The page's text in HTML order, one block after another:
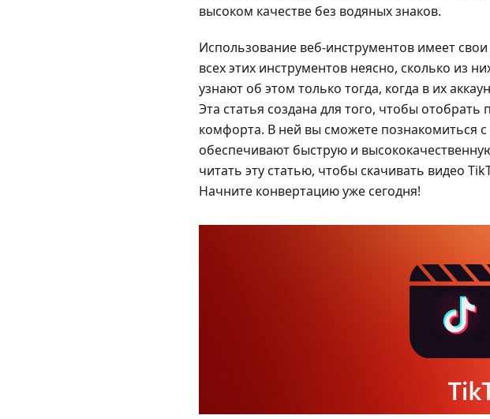
высоком качестве без водяных знаков.
Использование веб-инструментов имеет
всех этих инструментов неясно, сколько из
узнают об этом только тогда, когда в их
Эта статья создана для того, чтобы
комфорта. В ней вы сможете познакомиться
обеспечивают быструю и
читать эту статью, чтобы скачивать видео
Начните конвертацию уже сегодня!